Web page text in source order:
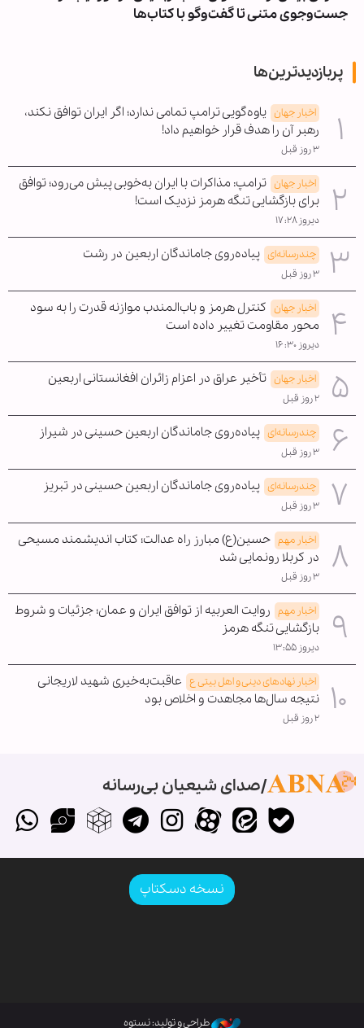
جست‌وجوی متنی تا گفت‌وگو با کتاب‌ها
پربازدیدترین‌ها
اخبار جهان یاوه‌گویی ترامپ تمامی ندارد؛ اگر ایران توافق نکند،
رهبر آن را هدف قرار خواهیم داد!
۳ روز قبل
اخبار جهان ترامپ: مذاکرات با ایران به‌خوبی پیش می‌رود؛ توافق
برای بازگشایی تنگه هرمز نزدیک است!
دیروز ۱۷:۲۸
چندرسانه‌ای پیاده‌روی جاماندگان اربعین در رشت
۳ روز قبل
اخبار جهان کنترل هرمز و باب‌المندب موازنه قدرت را به سود
محور مقاومت تغییر داده است
دیروز ۱۶:۳۰
اخبار جهان تأخیر عراق در اعزام زائران افغانستانی اربعین
۲ روز قبل
چندرسانه‌ای پیاده‌روی جاماندگان اربعین حسینی در شیراز
۳ روز قبل
چندرسانه‌ای پیاده‌روی جاماندگان اربعین حسینی در تبریز
۳ روز قبل
اخبار مهم حسین(ع) مبارز راه عدالت؛ کتاب اندیشمند مسیحی
در کربلا رونمایی شد
۳ روز قبل
اخبار مهم روایت العربیه از توافق ایران و عمان؛ جزئیات و شروط
بازگشایی تنگه هرمز
دیروز ۱۳:۵۵
اخبار نهادهای دینی و اهل بیتی ع عاقبت‌به‌خیری شهید لاریجانی
نتیجه سال‌ها مجاهدت و اخلاص بود
۲ روز قبل
صدای شیعیان بی‌رسانه
نسخه دسکتاپ
طراحی و تولید: نستوه